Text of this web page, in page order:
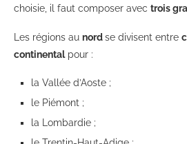
choisie, il faut composer avec trois
Les régions au nordse divisent entre
continentalpour :
la Vallée d’Aoste ;
le Piémont ;
la Lombardie ;